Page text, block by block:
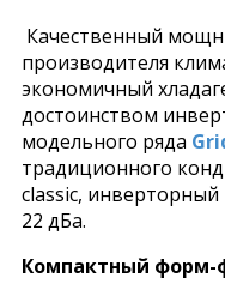
Качественный
производителя
экономичный
достоинством
модельного ряда
традиционного
classic,
22 дБа.
Компактный форм-